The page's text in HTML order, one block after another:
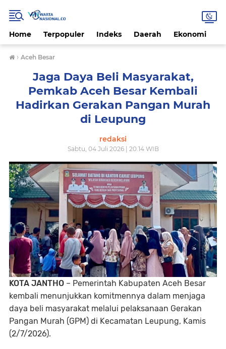
Home Terpopuler Indeks Daerah Ekonomi
› Aceh Besar
Jaga Daya Beli Masyarakat,
Pemkab Aceh Besar Kembali
Hadirkan Gerakan Pangan Murah
di Leupung
redaksi
Sabtu, 04 Juli 2026 | 20.14 WIB
KOTA JANTHO – Pemerintah Kabupaten Aceh Besar
kembali menunjukkan komitmennya dalam menjaga
daya beli masyarakat melalui pelaksanaan Gerakan
Pangan Murah (GPM) di Kecamatan Leupung, Kamis
(2/7/2026).